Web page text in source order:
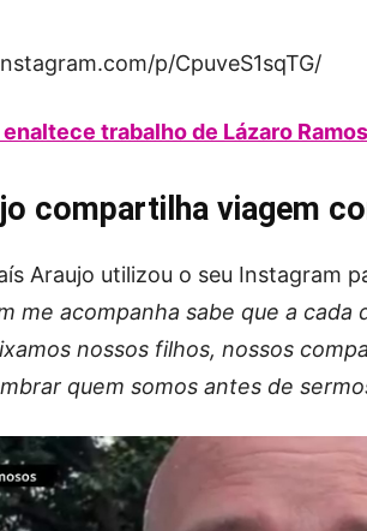
p/CpuveS1sqTG/
trabalho de Lázaro
compartilha viagem
Araujo utilizou o seu Instagram
me acompanha sabe que a cada
nossos filhos, nossos
quem somos antes de